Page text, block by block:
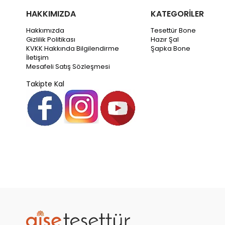
HAKKIMIZDA
Hakkımızda
Gizlilik Politikası
KVKK Hakkında Bilgilendirme
İletişim
Mesafeli Satış Sözleşmesi
Takipte Kal
KATEGORİLER
Tesettür Bone
Hazır Şal
Şapka Bone